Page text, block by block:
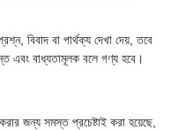
বিবাদ বা পার্থক্য দেখা দেয়, তবে
এবং বাধ্যতামূলক বলে গণ্য হবে।
জন্য সমস্ত প্রচেষ্টাই করা হয়েছে,